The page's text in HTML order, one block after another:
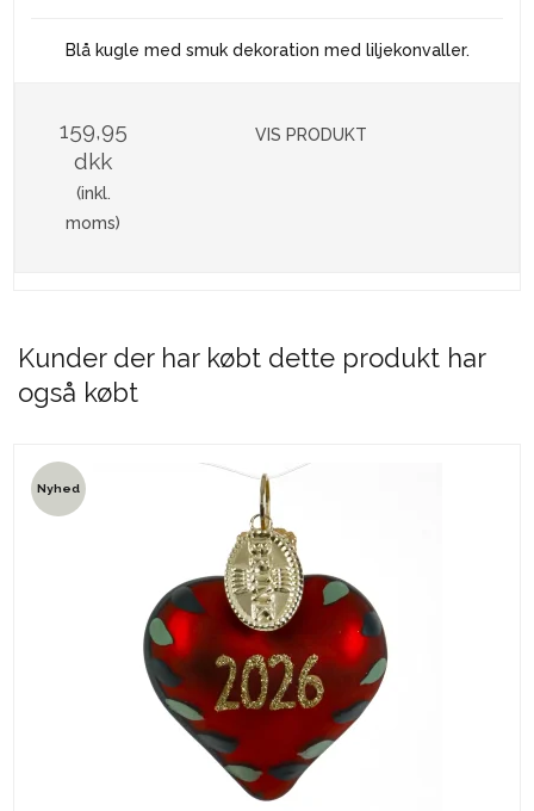
Blå kugle med smuk dekoration med liljekonvaller.
159,95
dkk
(inkl.
moms)
VIS PRODUKT
Kunder der har købt dette produkt har
også købt
Nyhed